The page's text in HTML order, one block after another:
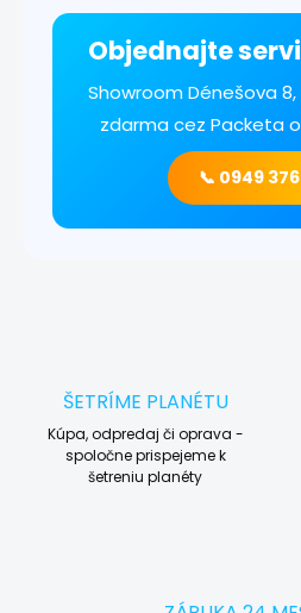
Objednajte
Showroom Dénešova 8,
zdarma cez Packeta
📞 0949
ŠETRÍME PLANÉTU
Kúpa, odpredaj či oprava -
spoločne prispejeme k
šetreniu planéty